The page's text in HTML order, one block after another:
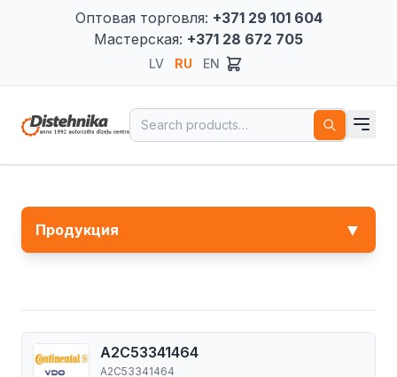
Оптовая торговля: +371 29 101 604
Мастерская: +371 28 672 705
LV RU EN
Search for:
Продукция ▼
A2C53341464
A2C53341464